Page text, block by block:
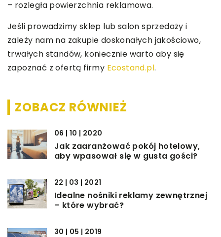
– rozległa powierzchnia reklamowa.
Jeśli prowadzimy sklep lub salon sprzedaży i
zależy nam na zakupie doskonałych jakościowo,
trwałych standów, koniecznie warto aby się
zapoznać z ofertą firmy Ecostand.pl.
ZOBACZ RÓWNIEŻ
06 | 10 | 2020
Jak zaaranżować pokój hotelowy,
aby wpasował się w gusta gości?
22 | 03 | 2021
Idealne nośniki reklamy zewnętrznej
– które wybrać?
30 | 05 | 2019